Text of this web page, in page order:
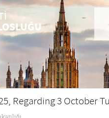
Regarding 3 October